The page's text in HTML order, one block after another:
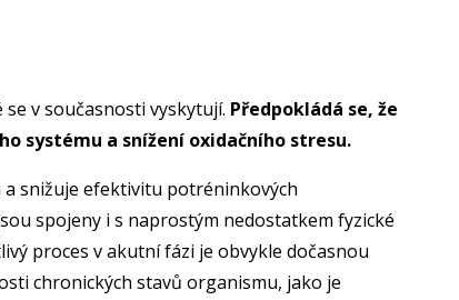
v současnosti vyskytují. Předpokládá se, že
systému a snížení oxidačního stresu.
snižuje efektivitu potréninkových
spojeny i s naprostým nedostatkem fyzické
proces v akutní fázi je obvykle dočasnou
chronických stavů organismu, jako je